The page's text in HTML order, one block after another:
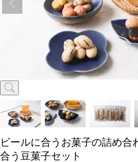
ビールに合うお菓子の詰め合
合う豆菓子セット